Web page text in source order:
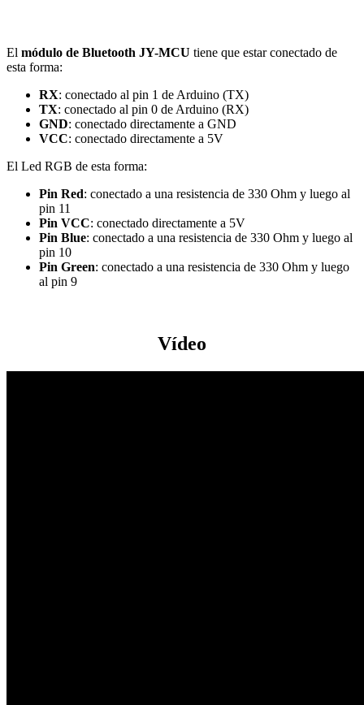
El módulo de Bluetooth JY-MCU tiene que estar conectado de
esta forma:
RX: conectado al pin 1 de Arduino (TX)
TX: conectado al pin 0 de Arduino (RX)
GND: conectado directamente a GND
VCC: conectado directamente a 5V
El Led RGB de esta forma:
Pin Red: conectado a una resistencia de 330 Ohm y luego al
pin 11
Pin VCC: conectado directamente a 5V
Pin Blue: conectado a una resistencia de 330 Ohm y luego al
pin 10
Pin Green: conectado a una resistencia de 330 Ohm y luego
al pin 9
Vídeo